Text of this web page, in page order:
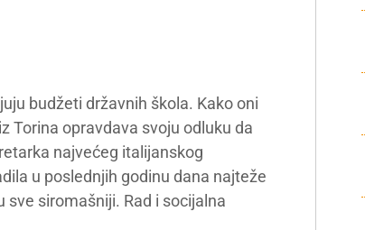
budžeti državnih škola. Kako oni
Torina opravdava svoju odluku da
najvećeg italijanskog
u poslednjih godinu dana najteže
siromašniji. Rad i socijalna